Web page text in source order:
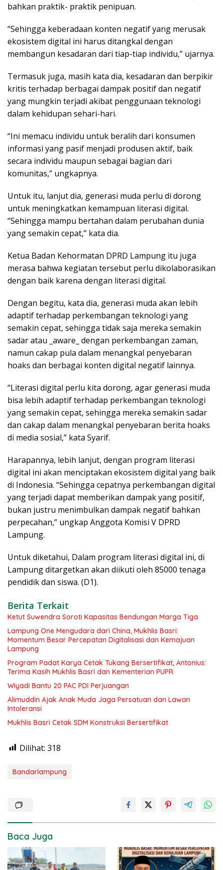
bahkan praktik- praktik penipuan.
“Sehingga keberadaan konten negatif yang merusak
ekosistem digital ini harus ditangkal dengan
membangun kesadaran dari tiap-tiap individu,” ujarnya.
Termasuk juga, masih kata dia, kesadaran dan berpikir
kritis terhadap berbagai dampak positif dan negatif
yang mungkin terjadi akibat penggunaan teknologi
dalam kehidupan sehari-hari.
“Ini memacu individu untuk beralih dari konsumen
informasi yang pasif menjadi produsen aktif, baik
secara individu maupun sebagai bagian dari
komunitas,” ungkapnya.
Untuk itu, lanjut dia, generasi muda perlu di dorong
untuk meningkatkan kemampuan literasi digital.
“Sehingga mampu bertahan dalam perubahan dunia
yang semakin cepat,” kata dia.
Ketua Badan Kehormatan DPRD Lampung itu juga
merasa bahwa kegiatan tersebut perlu dikolaborasikan
dengan baik karena dengan literasi digital.
Dengan begitu, kata dia, generasi muda akan lebih
adaptif terhadap perkembangan teknologi yang
semakin cepat, sehingga tidak saja mereka semakin
sadar atau _aware_ dengan perkembangan zaman,
namun cakap pula dalam menangkal penyebaran
hoaks dan berbagai konten digital negatif lainnya.
“Literasi digital perlu kita dorong, agar generasi muda
bisa lebih adaptif terhadap perkembangan teknologi
yang semakin cepat, sehingga mereka semakin sadar
dan cakap dalam menangkal penyebaran berita hoaks
di media sosial,” kata Syarif.
Harapannya, lebih lanjut, dengan program literasi
digital ini akan menciptakan ekosistem digital yang baik
di Indonesia. “Sehingga cepatnya perkembangan digital
yang terjadi dapat memberikan dampak yang positif,
bukan justru menimbulkan dampak negatif bahkan
perpecahan,” ungkap Anggota Komisi V DPRD
Lampung.
Untuk diketahui, Dalam program literasi digital ini, di
Lampung ditargetkan akan diikuti oleh 85000 tenaga
pendidik dan siswa. (D1).
Berita Terkait
Ketut Suwendra Soroti Kapasitas Bendungan Marga Tiga
Lampung One Mengudara dari China, Mukhlis Basri:
Momentum Besar Percepatan Digitalisasi dan Kemajuan
Lampung
Program Padat Karya Cetak Tukang Bersertifikat, Antonius:
Terima Kasih Mukhlis Basri dan Kementerian PUPR
Wiyadi Bantu 20 PAC PDI Perjuangan
Alimuddin Ajak Anak Muda Jaga Persatuan dan Lawan
Intoleransi
Mukhlis Basri Cetak SDM Konstruksi Bersertifikat
Dilihat: 318
Bandarlampung
Baca Juga